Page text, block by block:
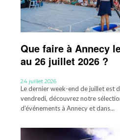
Que faire à Annecy
au 26 juillet 2026 ?
24 juillet 2026
Le dernier week-end de juillet est
vendredi, découvrez notre
d’événements à Annecy et dans...